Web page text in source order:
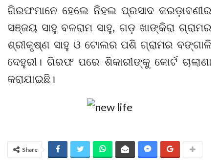
ଗିରଫମାନେ ହେଲେ ନିହଲ ପ୍ରସାଦ କରଡ଼ାବଣୀର
ସଞ୍ଜୟ ସାହୁ ବଳରାମ ସାହୁ, ଗଡ଼ ଖାଙ୍କିରା ଗ୍ରାମର
ଶ୍ରୀକୃଷ୍ଣ ସାହୁ ଓ ଟୋଲର ପଶି ଗ୍ରାମର ବଙ୍ଗାଳି
ଦେହୁରୀ। ଗିରଫ ପରେ ଶିକାରୀଙ୍କୁ କୋର୍ଟ ଚାଲାଣା
କରାଯାଇଛି।
Share